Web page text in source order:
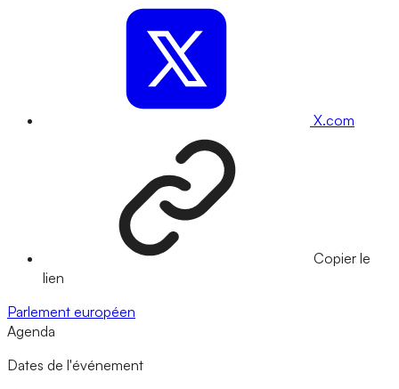
X.com
Copier le
lien
Parlement européen
Agenda
Dates de l'événement